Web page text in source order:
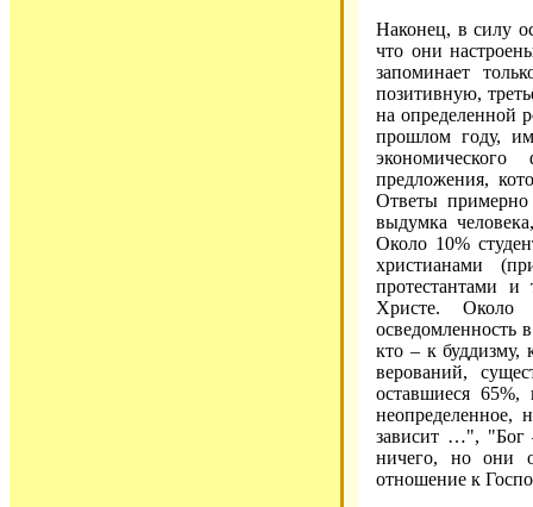
Наконец, в силу
что они
запоминает
позитивную,
на определенной
прошлом году,
предложения,
Ответы
выдумка
Около 10%
христианами
протестантами
Христе. Около
осведомленность
кто – к буддизму,
верований,
оставшиеся
неопределенное,
зависит …", "Бог
ничего, но они
отношение к